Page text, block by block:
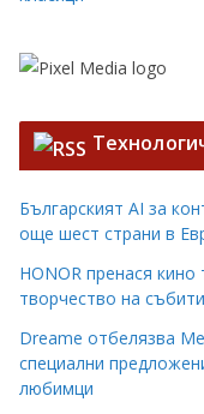
Българският AI за
още шест страни в
HONOR пренася
творчество на
Dreame отбелязва
специални
любимци